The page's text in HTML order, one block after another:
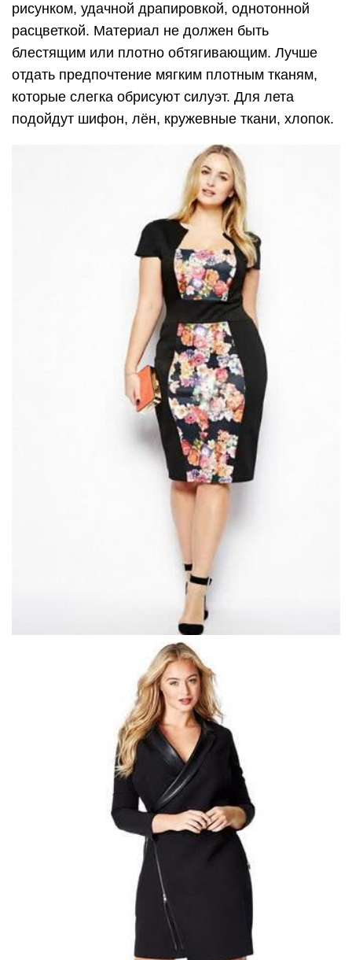
рисунком, удачной драпировкой, однотонной
расцветкой. Материал не должен быть
блестящим или плотно обтягивающим. Лучше
отдать предпочтение мягким плотным тканям,
которые слегка обрисуют силуэт. Для лета
подойдут шифон, лён, кружевные ткани, хлопок.